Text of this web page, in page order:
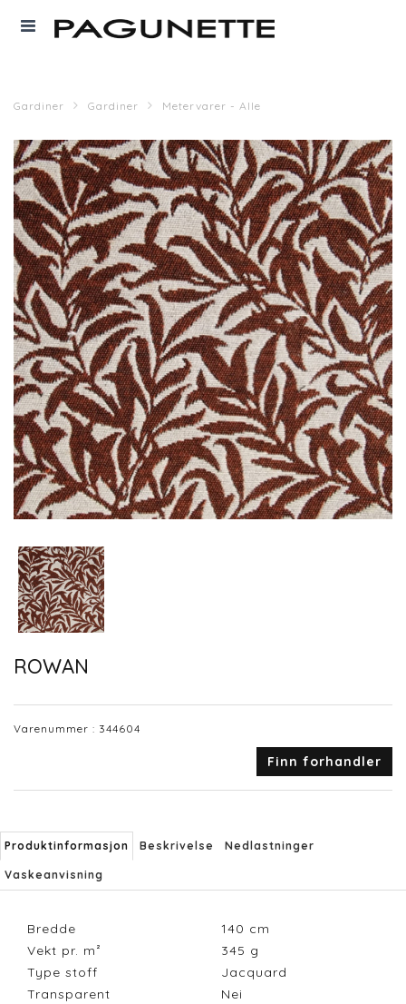
Gardiner Gardiner Metervarer - Alle
ROWAN
Varenummer : 344604
Finn forhandler
Produktinformasjon Beskrivelse Nedlastninger
Vaskeanvisning
Bredde 140 cm
Vekt pr. m²
345 g
Type stoff
Jacquard
Transparent
Nei